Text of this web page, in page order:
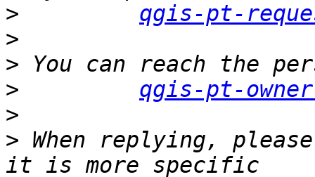
>
qgis-pt-
>
>
>
qgis-pt-
>
> When replying,